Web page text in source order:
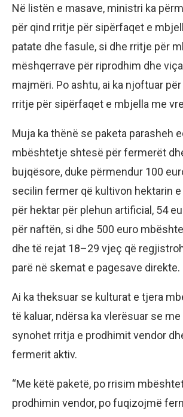
Në listën e masave, ministri ka
për qind rritje për sipërfaqet e
patate dhe fasule, si dhe rritje për
mëshqerrave për riprodhim dhe
majmëri. Po ashtu, ai ka njoftuar
rritje për sipërfaqet e mbjella me
Muja ka thënë se paketa parasheh
mbështetje shtesë për fermerët
bujqësore, duke përmendur 100
secilin fermer që kultivon hektarin e
për hektar për plehun artificial, 54
për naftën, si dhe 500 euro
dhe të rejat 18–29 vjeç që
parë në skemat e pagesave direkte.
Ai ka theksuar se kulturat e tjera
të kaluar, ndërsa ka vlerësuar se
synohet rritja e prodhimit vendor
fermerit aktiv.
“Me këtë paketë, po rrisim
prodhimin vendor, po fuqizojmë